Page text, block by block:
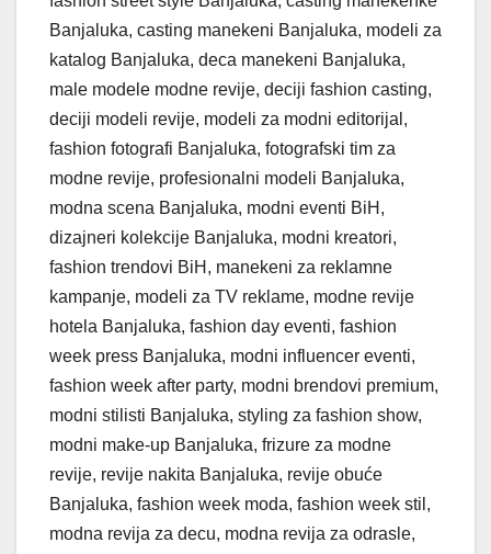
Banjaluka, casting manekeni Banjaluka, modeli za
katalog Banjaluka, deca manekeni Banjaluka,
male modele modne revije, deciji fashion casting,
deciji modeli revije, modeli za modni editorijal,
fashion fotografi Banjaluka, fotografski tim za
modne revije, profesionalni modeli Banjaluka,
modna scena Banjaluka, modni eventi BiH,
dizajneri kolekcije Banjaluka, modni kreatori,
fashion trendovi BiH, manekeni za reklamne
kampanje, modeli za TV reklame, modne revije
hotela Banjaluka, fashion day eventi, fashion
week press Banjaluka, modni influencer eventi,
fashion week after party, modni brendovi premium,
modni stilisti Banjaluka, styling za fashion show,
modni make-up Banjaluka, frizure za modne
revije, revije nakita Banjaluka, revije obuće
Banjaluka, fashion week moda, fashion week stil,
modna revija za decu, modna revija za odrasle,